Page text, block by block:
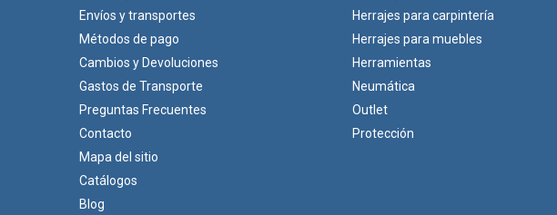
Envíos y transportes
Métodos de pago
Cambios y Devoluciones
Gastos de Transporte
Preguntas Frecuentes
Contacto
Mapa del sitio
Catálogos
Blog
Herrajes para carpintería
Herrajes para muebles
Herramientas
Neumática
Outlet
Protección